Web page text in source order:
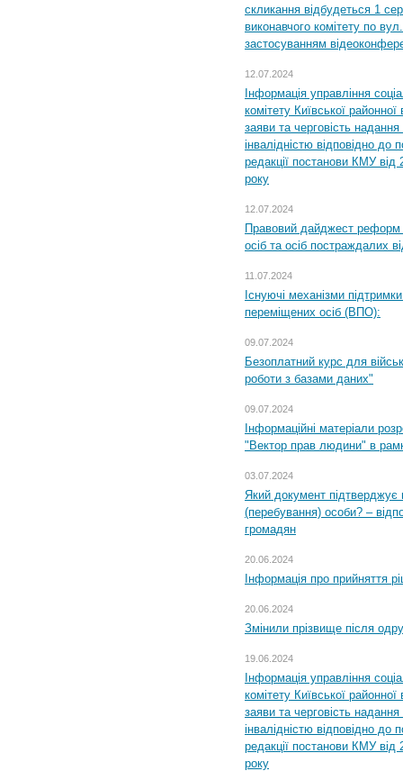
скликання відбудеться 1
виконавчого комітету по
застосуванням
12.07.2024
Інформація управління
комітету Київської
заяви та черговість надання
інвалідністю відповідно
редакції постанови КМУ
року
12.07.2024
Правовий дайджест реформ
осіб та осіб постраждалих
11.07.2024
Існуючі механізми
переміщених осіб (ВПО):
09.07.2024
Безоплатний курс для
роботи з базами даних"
09.07.2024
Інформаційні матеріали
"Вектор прав людини" в
03.07.2024
Який документ підтверджує
(перебування) особи? –
громадян
20.06.2024
Інформація про прийняття
20.06.2024
Змінили прізвище після
19.06.2024
Інформація управління
комітету Київської
заяви та черговість надання
інвалідністю відповідно
редакції постанови КМУ
року